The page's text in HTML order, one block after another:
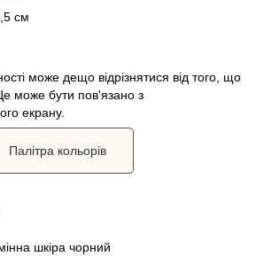
см
може дещо відрізнятися від того, що
може бути пов'язано з
екрану.
Палітра кольорів
шкіра чорний